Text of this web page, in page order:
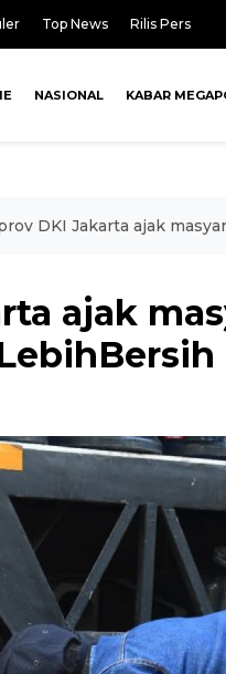
Top News Rilis Pers
NASIONAL KABAR
DKI Jakarta ajak
ajak